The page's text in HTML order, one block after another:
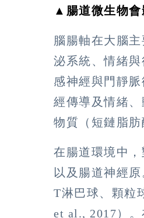
▲腸道微生物會
腦腸軸在大腦
泌系統、情緒
感神經與門靜
經傳導及情緒
物質（短鏈脂
在腸道環境中
以及腸道神經
T淋巴球、顆粒
et al., 2017）